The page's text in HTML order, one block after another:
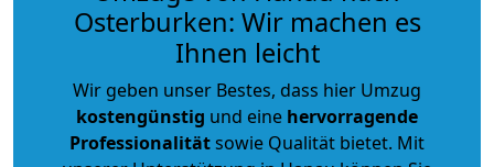
Osterburken: Wir machen es
Ihnen leicht
Wir geben unser Bestes, dass hier Umzug
kostengünstig und eine hervorragende
Professionalitätsowie Qualität bietet. Mit